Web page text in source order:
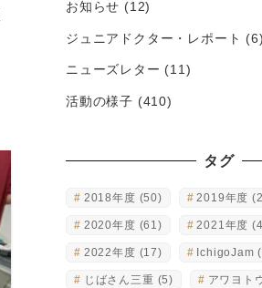
お知らせ (12)
ジュニアドクター・レポート (6)
ニューズレター (11)
活動の様子 (410)
タグ
2018年度 (50) 2019年度
2020年度 (61) 2021年度
2022年度 (17) IchigoJam
じばさん三重 (5) アワヨト